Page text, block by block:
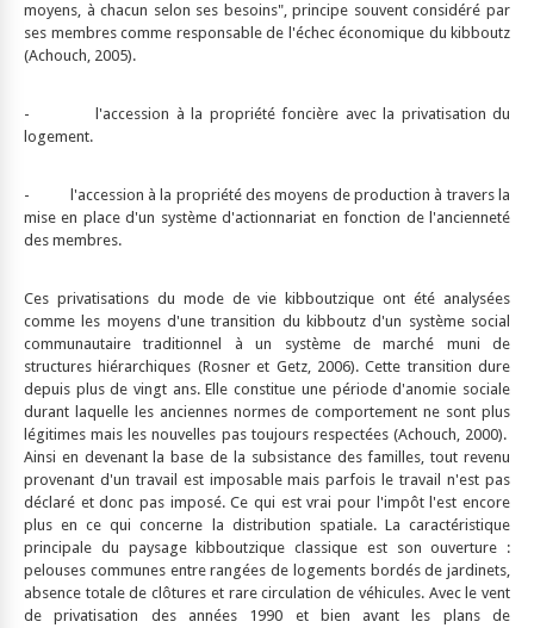
moyens, à chacun selon ses besoins", principe souvent considéré par
ses membres comme responsable de l'échec économique du kibboutz
(Achouch, 2005).
- l'accession à la propriété foncière avec la privatisation du
logement.
- l'accession à la propriété des moyens de production à travers la
mise en place d'un système d'actionnariat en fonction de l'ancienneté
des membres.
Ces privatisations du mode de vie kibboutzique ont été analysées
comme les moyens d'une transition du kibboutz d'un système social
communautaire traditionnel à un système de marché muni de
structures hiérarchiques (Rosner et Getz, 2006). Cette transition dure
depuis plus de vingt ans. Elle constitue une période d'anomie sociale
durant laquelle les anciennes normes de comportement ne sont plus
légitimes mais les nouvelles pas toujours respectées (Achouch, 2000).
Ainsi en devenant la base de la subsistance des familles, tout revenu
provenant d'un travail est imposable mais parfois le travail n'est pas
déclaré et donc pas imposé. Ce qui est vrai pour l'impôt l'est encore
plus en ce qui concerne la distribution spatiale. La caractéristique
principale du paysage kibboutzique classique est son ouverture :
pelouses communes entre rangées de logements bordés de jardinets,
absence totale de clôtures et rare circulation de véhicules. Avec le vent
de privatisation des années 1990 et bien avant les plans de